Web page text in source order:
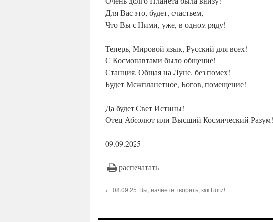
Для Вас это, будет, счастьем,
Что Вы с Ними, уже, в одном ряду!
Теперь, Мировой язык, Русский для всех!
С Космонавтами было общение!
Станция, Общая на Луне, без помех!
Будет Межпланетное, Богов, помещение!
Да будет Свет Истины!
Отец Абсолют или Высший Космический Разум!
09.09.2025
распечатать
← 08.09.25. Вы, начнёте творить, как Боги!